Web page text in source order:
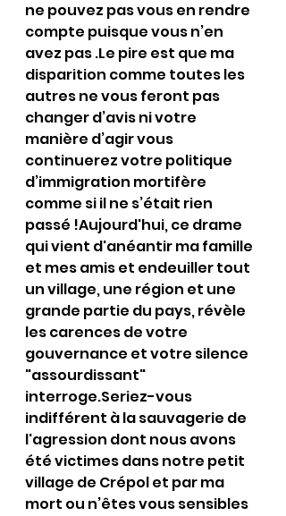
ne pouvez pas vous en rendre
compte puisque vous n’en
avez pas .Le pire est que ma
disparition comme toutes les
autres ne vous feront pas
changer d’avis ni votre
manière d’agir vous
continuerez votre politique
d’immigration mortifère
comme si il ne s’était rien
passé !Aujourd'hui, ce drame
qui vient d'anéantir ma famille
et mes amis et endeuiller tout
un village, une région et une
grande partie du pays, révèle
les carences de votre
gouvernance et votre silence
"assourdissant"
interroge.Seriez-vous
indifférent à la sauvagerie de
l'agression dont nous avons
été victimes dans notre petit
village de Crépol et par ma
mort ou n’êtes vous sensibles